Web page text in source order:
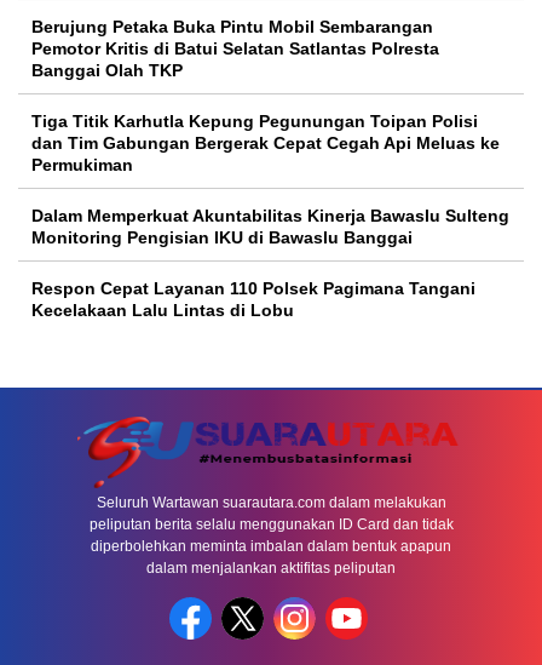
Berujung Petaka Buka Pintu Mobil Sembarangan
Pemotor Kritis di Batui Selatan Satlantas Polresta
Banggai Olah TKP
Tiga Titik Karhutla Kepung Pegunungan Toipan Polisi
dan Tim Gabungan Bergerak Cepat Cegah Api Meluas ke
Permukiman
Dalam Memperkuat Akuntabilitas Kinerja Bawaslu Sulteng
Monitoring Pengisian IKU di Bawaslu Banggai
Respon Cepat Layanan 110 Polsek Pagimana Tangani
Kecelakaan Lalu Lintas di Lobu
Seluruh Wartawan suarautara.com dalam melakukan
peliputan berita selalu menggunakan ID Card dan tidak
diperbolehkan meminta imbalan dalam bentuk apapun
dalam menjalankan aktifitas peliputan